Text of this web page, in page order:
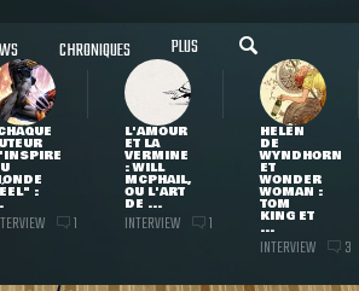
CHRONIQUES PLUS
:
1
L'AMOUR
ET LA
VERMINE
: WILL
MCPHAIL,
OU L'ART
DE ...
INTERVIEW 1
HELEN
DE
WYNDHORN
ET
WONDER
WOMAN :
TOM
KING ET
...
INTERVIEW 3